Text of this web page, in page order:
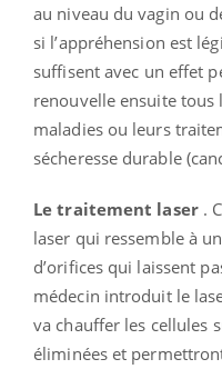
au niveau du vagin ou
si l’appréhension est
suffisent avec un effet
renouvelle ensuite tous
maladies ou leurs
sécheresse durable
Le traitement laser .
laser qui ressemble à
d’orifices qui laissent
médecin introduit le
va chauffer les cellules
éliminées et